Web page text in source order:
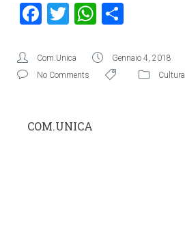
Facebook
TwitterWhatsApp
Com.Unica Gennaio 4, 2018
No Comments
Cultura
COM.UNICA